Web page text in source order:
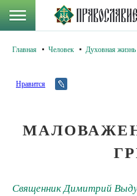
Главная Человек Духовная жизнь
Нравится
Священник Димитрий